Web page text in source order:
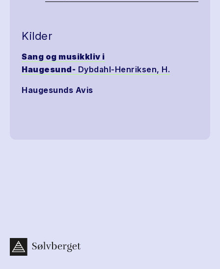
Kilder
Sang og musikkliv i
Haugesund- Dybdahl-Henriksen, H.
Haugesunds Avis